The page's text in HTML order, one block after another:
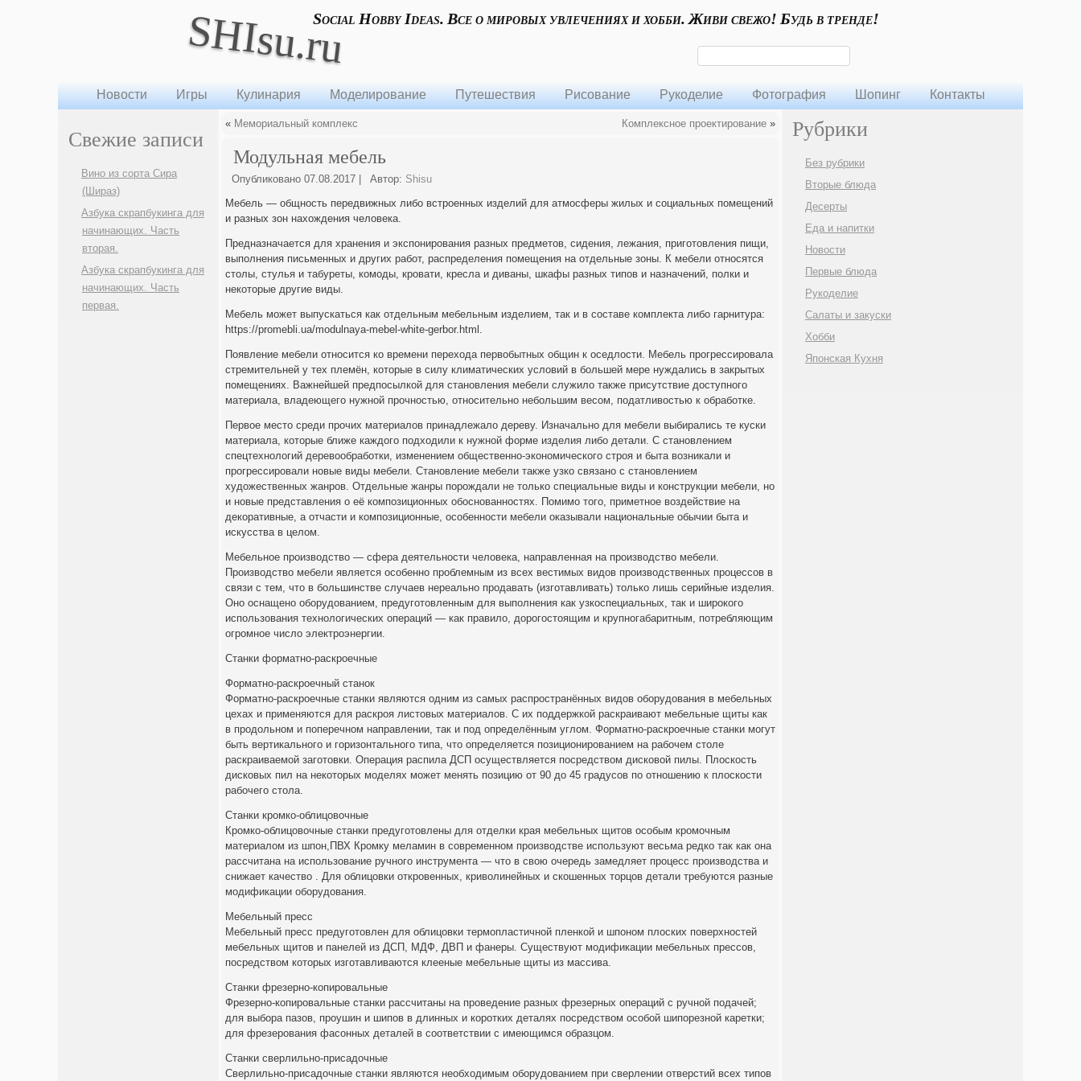
SHIsu.ruSocial Hobby Ideas. Все о мировых увлечениях и хобби. Живи свежо! Будь в тренде!
Новости Игры Кулинария Моделирование Путешествия Рисование Рукоделие Фотография Шопинг Контакты
Свежие записи
Вино из сорта Сира
(Шираз)
Азбука скрапбукинга для
начинающих. Часть
вторая.
Азбука скрапбукинга для
начинающих. Часть
первая.
« Мемориальный комплекс Комплексное проектирование »
Модульная мебель
Опубликовано 07.08.2017 Автор: Shisu
Мебель — общность передвижных либо встроенных изделий для атмосферы жилых и социальных помещений
и разных зон нахождения человека.
Предназначается для хранения и экспонирования разных предметов, сидения, лежания, приготовления пищи,
выполнения письменных и других работ, распределения помещения на отдельные зоны. К мебели относятся
столы, стулья и табуреты, комоды, кровати, кресла и диваны, шкафы разных типов и назначений, полки и
некоторые другие виды.
Мебель может выпускаться как отдельным мебельным изделием, так и в составе комплекта либо гарнитура:
https://promebli.ua/modulnaya-mebel-white-gerbor.html.
Появление мебели относится ко времени перехода первобытных общин к оседлости. Мебель прогрессировала
стремительней у тех племён, которые в силу климатических условий в большей мере нуждались в закрытых
помещениях. Важнейшей предпосылкой для становления мебели служило также присутствие доступного
материала, владеющего нужной прочностью, относительно небольшим весом, податливостью к обработке.
Первое место среди прочих материалов принадлежало дереву. Изначально для мебели выбирались те куски
материала, которые ближе каждого подходили к нужной форме изделия либо детали. С становлением
спецтехнологий деревообработки, изменением общественно-экономического строя и быта возникали и
прогрессировали новые виды мебели. Становление мебели также узко связано с становлением
художественных жанров. Отдельные жанры порождали не только специальные виды и конструкции мебели, но
и новые представления о её композиционных обоснованностях. Помимо того, приметное воздействие на
декоративные, а отчасти и композиционные, особенности мебели оказывали национальные обычии быта и
искусства в целом.
Мебельное производство — сфера деятельности человека, направленная на производство мебели.
Производство мебели является особенно проблемным из всех вестимых видов производственных процессов в
связи с тем, что в большинстве случаев нереально продавать (изготавливать) только лишь серийные изделия.
Оно оснащено оборудованием, предуготовленным для выполнения как узкоспециальных, так и широкого
использования технологических операций — как правило, дорогостоящим и крупногабаритным, потребляющим
огромное число электроэнергии.
Станки форматно-раскроечные
Форматно-раскроечный станок
Форматно-раскроечные станки являются одним из самых распространённых видов оборудования в мебельных
цехах и применяются для раскроя листовых материалов. С их поддержкой раскраивают мебельные щиты как
в продольном и поперечном направлении, так и под определённым углом. Форматно-раскроечные станки могут
быть вертикального и горизонтального типа, что определяется позиционированием на рабочем столе
раскраиваемой заготовки. Операция распила ДСП осуществляется посредством дисковой пилы. Плоскость
дисковых пил на некоторых моделях может менять позицию от 90 до 45 градусов по отношению к плоскости
рабочего стола.
Станки кромко-облицовочные
Кромко-облицовочные станки предуготовлены для отделки края мебельных щитов особым кромочным
материалом из шпон,ПВХ Кромку меламин в современном производстве используют весьма редко так как она
рассчитана на использование ручного инструмента — что в свою очередь замедляет процесс производства и
снижает качество . Для облицовки откровенных, криволинейных и скошенных торцов детали требуются разные
модификации оборудования.
Мебельный пресс
Мебельный пресс предуготовлен для облицовки термопластичной пленкой и шпоном плоских поверхностей
мебельных щитов и панелей из ДСП, МДФ, ДВП и фанеры. Существуют модификации мебельных прессов,
посредством которых изготавливаются клееные мебельные щиты из массива.
Станки фрезерно-копировальные
Фрезерно-копировальные станки рассчитаны на проведение разных фрезерных операций с ручной подачей;
для выбора пазов, проушин и шипов в длинных и коротких деталях посредством особой шипорезной каретки;
для фрезерования фасонных деталей в соответствии с имеющимся образцом.
Станки сверлильно-присадочные
Сверлильно-присадочные станки являются необходимым оборудованием при сверлении отверстий всех типов
Рубрики
Без рубрики
Вторые блюда
Десерты
Еда и напитки
Новости
Первые блюда
Рукоделие
Салаты и закуски
Хобби
Японская Кухня